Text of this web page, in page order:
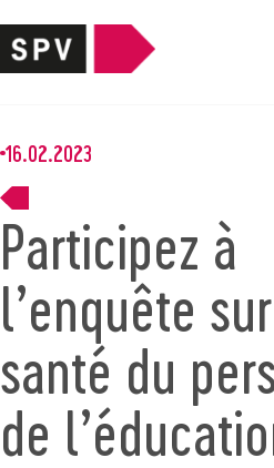
16.02.2023
Participez à
l’enquête
santé du
de